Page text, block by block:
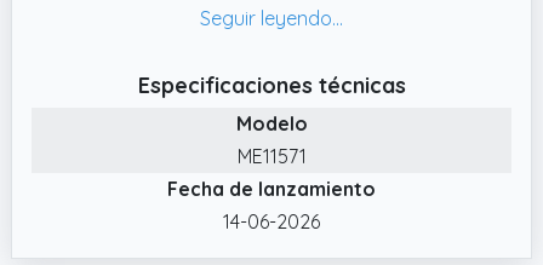
que garantiza comodidad durante todo el
✔️ Diseño: Bonitos conjuntos de
otoñoinvierno para niñas, conjunto de falda
con tirantes, pelele de punto acanalado de
manga larga con cuello redondo, bonito
estampado de amor y lunares, combinado
Especificaciones técnicas
Modelo
ME11571
Fecha de lanzamiento
14-06-2026